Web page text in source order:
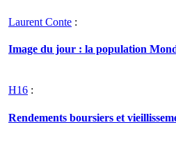
Laurent Conte :
Image du jour : la population
H16 :
Rendements boursiers et